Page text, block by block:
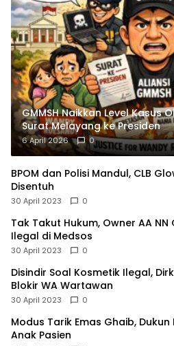
GMMSH Naikkan Level Kasus
Surat Melayang ke Presiden
6 April 2026 0
BPOM dan Polisi Mandul, CLB
Disentuh
30 April 2023 0
Tak Takut Hukum, Owner AA
Ilegal di Medsos
30 April 2023 0
Disindir Soal Kosmetik Ilegal,
Blokir WA Wartawan
30 April 2023 0
Modus Tarik Emas Ghaib,
Anak Pasien